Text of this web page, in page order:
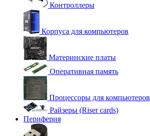
Контроллеры
Корпуса для компьютеров
Материнские платы
Оперативная память
Процессоры для компьютеров
Райзеры (Riser cards)
Периферия